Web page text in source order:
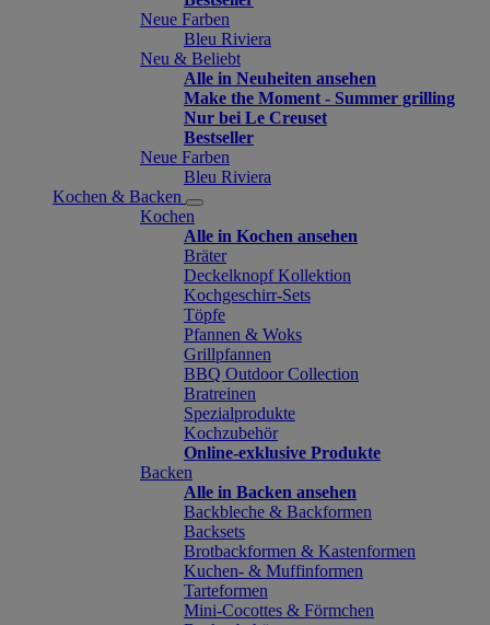
Neue Farben
Bleu Riviera
Neu & Beliebt
Alle in Neuheiten ansehen
Make the Moment - Summer grilling
Nur bei Le Creuset
Bestseller
Neue Farben
Bleu Riviera
Kochen & Backen
Kochen
Alle in Kochen ansehen
Bräter
Deckelknopf Kollektion
Kochgeschirr-Sets
Töpfe
Pfannen & Woks
Grillpfannen
BBQ Outdoor Collection
Bratreinen
Spezialprodukte
Kochzubehör
Online-exklusive Produkte
Backen
Alle in Backen ansehen
Backbleche & Backformen
Backsets
Brotbackformen & Kastenformen
Kuchen- & Muffinformen
Tarteformen
Mini-Cocottes & Förmchen